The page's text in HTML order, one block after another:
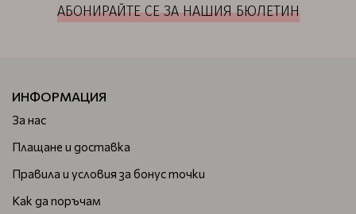
АБОНИРАЙТЕ СЕ ЗА НАШИЯ БЮЛЕТИН
ИНФОРМАЦИЯ
За нас
Плащане и доставка
Правила и условия за бонус точки
Как да поръчам